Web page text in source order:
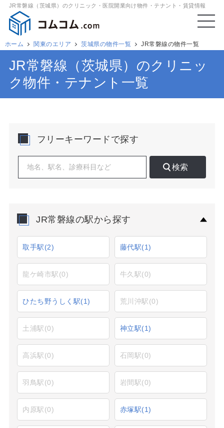
JR常磐線（茨城県）のクリニック・医院開業向け物件・テナント・賃貸情報
ホーム 関東のエリア 茨城県の物件一覧 JR常磐線の物件一覧
JR常磐線（茨城県）のクリニッ
ク物件・テナント一覧
フリーキーワードで探す
検索
JR常磐線の駅から探す
取手駅(2) 藤代駅(1)
龍ケ崎市駅(0) 牛久駅(0)
ひたち野うしく駅(1) 荒川沖駅(0)
土浦駅(0) 神立駅(1)
高浜駅(0) 石岡駅(0)
羽鳥駅(0) 岩間駅(0)
内原駅(0) 赤塚駅(1)